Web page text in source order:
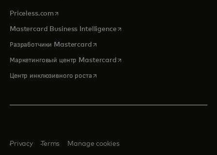
Priceless.com opens in a new tab
Mastercard Business Intelligenceopens in a new tab
Разработчики Mastercardopens in a new tab
Маркетинговый центр Mastercardopens in a new tab
Центр инклюзивного ростаopens in a new tab
Privacy Terms Manage cookies